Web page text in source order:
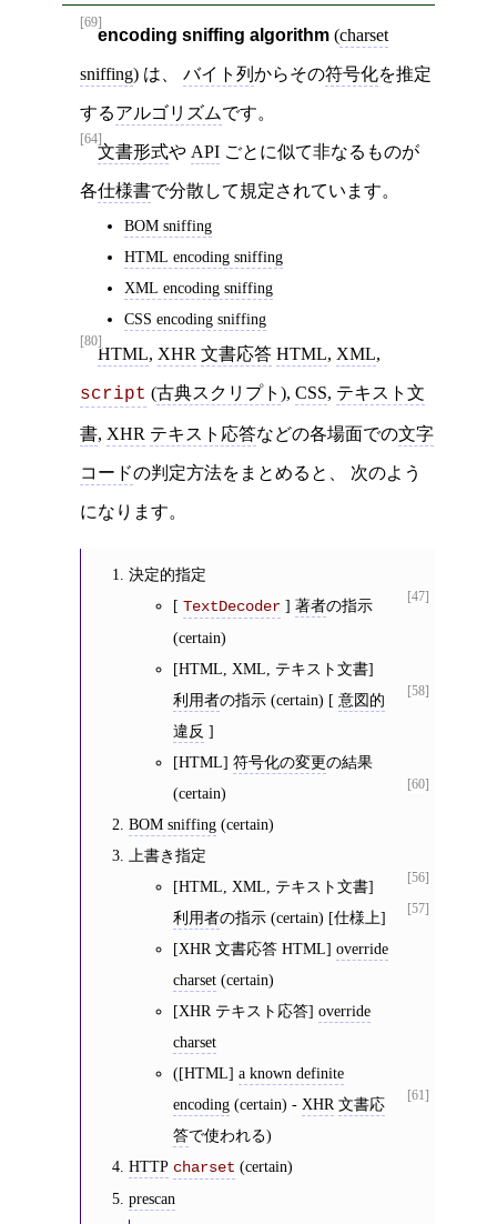
[69]
encoding sniffing algorithm (charset
sniffing) は、 バイト列 からその符号化を推定
するアルゴリズムです。
[64]
文書形式や API ごとに似て非なるものが
各仕様書で分散して規定されています。
BOM sniffing
HTML encoding sniffing
XML encoding sniffing
CSS encoding sniffing
[80]
HTML, XHR 文書応答 HTML, XML,
script (古典スクリプト ), CSS, テキスト文
書, XHR テキスト応答などの各場面での文字
コードの判定方法をまとめると、 次のよう
になります。
[47]
決定的指定
[TextDecoder ]著者の指示
(certain)
[58]
[HTML, XML, テキスト文書]
利用者
の指示 (certain) [意図的
違反 ]
[60]
[HTML]符号化の変更の結果
(certain)
BOM sniffing (certain)
[56]
上書き指定
[57]
[HTML, XML, テキスト文書]
利用者
の指示 (certain) [仕様上]
[XHR 文書応答 HTML]override
charset (certain)
[XHR テキスト応答]override
charset
[61]
([HTML]a known definite
encoding (certain) -XHR 文書応
答で使われる)
HTTP charset (certain)
prescan